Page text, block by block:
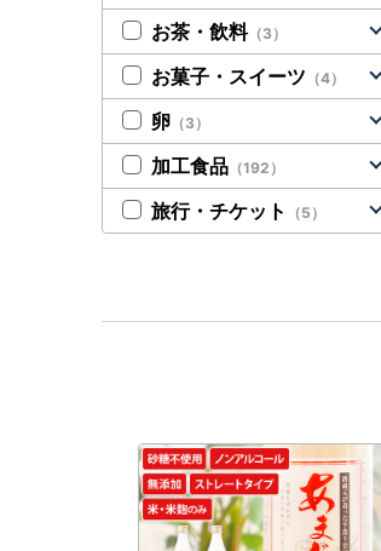
お茶・飲料（3）
お菓子・スイーツ （4）
卵 （3）
加工食品 （192）
旅行・チケット （5）